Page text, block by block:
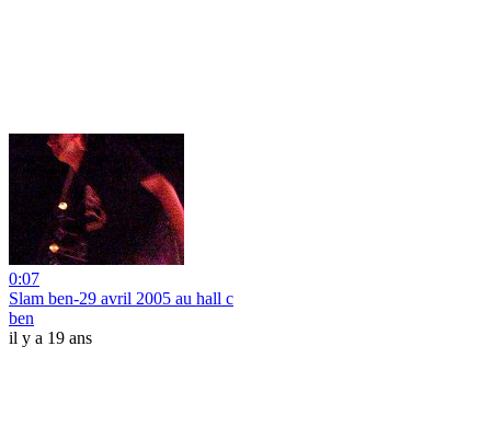
0:07
Slam ben-29 avril 2005 au hall c
ben
il y a 19 ans